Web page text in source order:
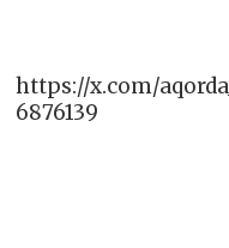
https://x.com/
6876139